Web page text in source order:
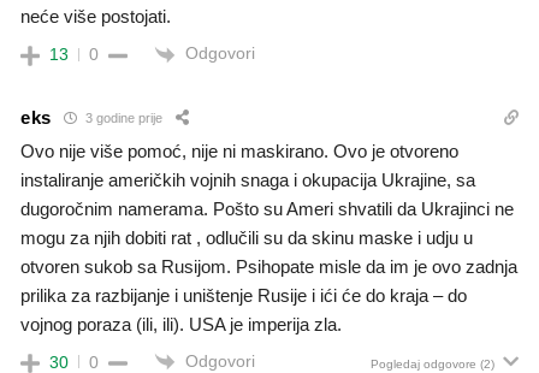
neće više postojati.
13 0 Odgovori
eks 3 godine prije
Ovo nije više pomoć, nije ni maskirano. Ovo je otvoreno
instaliranje američkih vojnih snaga i okupacija Ukrajine, sa
dugoročnim namerama. Pošto su Ameri shvatili da Ukrajinci ne
mogu za njih dobiti rat , odlučili su da skinu maske i udju u
otvoren sukob sa Rusijom. Psihopate misle da im je ovo zadnja
prilika za razbijanje i uništenje Rusije i ići će do kraja – do
vojnog poraza (ili, ili). USA je imperija zla.
30 0 Odgovori Pogledaj odgovore (2)